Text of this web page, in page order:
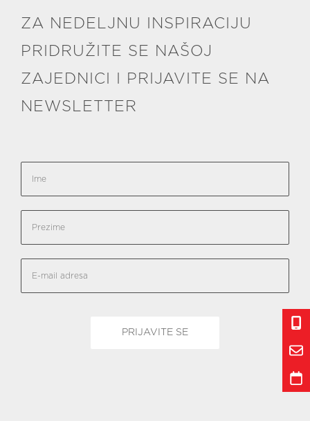
ZA NEDELJNU INSPIRACIJU
PRIDRUŽITE SE NAŠOJ
ZAJEDNICI I PRIJAVITE SE NA
NEWSLETTER